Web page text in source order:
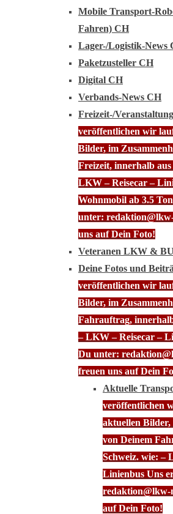
Mobile Transport-
Fahren) CH
Lager-/Logistik-News
Paketzusteller CH
Digital CH
Verbands-News CH
Freizeit-/
veröffentlichen wir
Bilder, im
Freizeit, innerhalb
LKW – Reisecar –
Wohnmobil ab 3.5
unter:
uns auf Dein Foto!
Veteranen LKW &
Deine Fotos und
veröffentlichen wir
Bilder, im
Fahrauftrag,
– LKW – Reisecar –
Du unter:
freuen uns auf Dein
Aktuelle
veröffentlichen
aktuellen Bilder,
von Deinem
Schweiz. wie: –
Linienbus Uns
redaktion@lkw-
auf Dein Foto!